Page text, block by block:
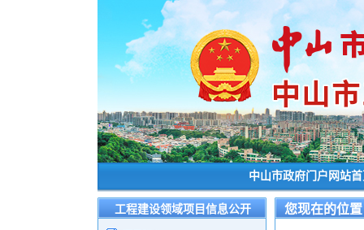
中山市政府门户网站
工程建设领域项目信息公开 您现在的位